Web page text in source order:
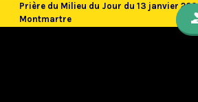
Prière du Milieu du Jour du 13 janvier
Montmartre